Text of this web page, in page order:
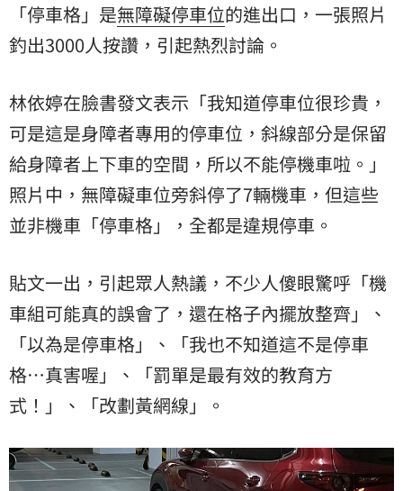
「停車格」是無障礙停車位的進出口，一張照片
釣出3000人按讚，引起熱烈討論。
林依婷在臉書發文表示「我知道停車位很珍貴，
可是這是身障者專用的停車位，斜線部分是保留
給身障者上下車的空間，所以不能停機車啦。」
照片中，無障礙車位旁斜停了7輛機車，但這些
並非機車「停車格」，全都是違規停車。
貼文一出，引起眾人熱議，不少人傻眼驚呼「機
車組可能真的誤會了，還在格子內擺放整齊」、
「以為是停車格」、「我也不知道這不是停車
格…真害喔」、「罰單是最有效的教育方
式！」、「改劃黃網線」。